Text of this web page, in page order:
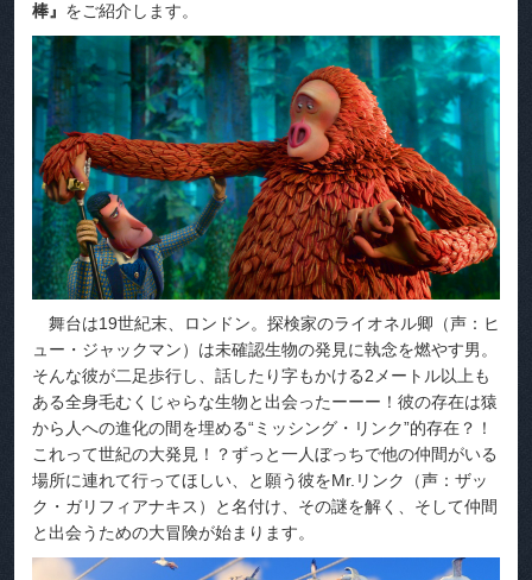
棒』 をご紹介します。
舞台は19世紀末、ロンドン。探検家のライオネル卿（声：ヒ
ュー・ジャックマン）は未確認生物の発見に執念を燃やす男。
そんな彼が二足歩行し、話したり字もかける2メートル以上も
ある全身毛むくじゃらな生物と出会ったーーー！彼の存在は猿
から人への進化の間を埋める“ミッシング・リンク”的存在？！
これって世紀の大発見！？ずっと一人ぼっちで他の仲間がいる
場所に連れて行ってほしい、と願う彼をMr.リンク（声：ザッ
ク・ガリフィアナキス）と名付け、その謎を解く、そして仲間
と出会うための大冒険が始まります。